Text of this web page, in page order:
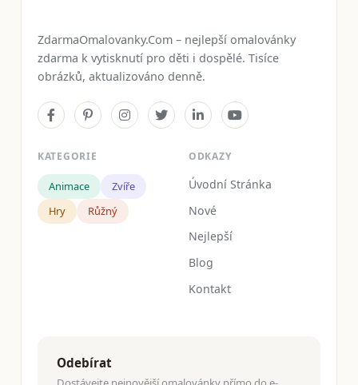
ZdarmaOmalovanky.Com – nejlepší omalovánky
zdarma k vytisknutí pro děti i dospělé. Tisíce
obrázků, aktualizováno denně.
KATEGORIE
Animace
Zvíře
Hry
Růžný
ODKAZY
Úvodní Stránka
Nové
Nejlepší
Blog
Kontakt
Odebírat